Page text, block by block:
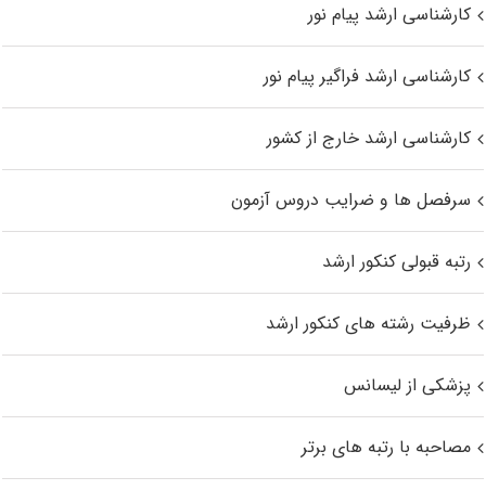
کارشناسی ارشد پیام نور
کارشناسی ارشد فراگیر پیام نور
کارشناسی ارشد خارج از کشور
سرفصل ها و ضرایب دروس آزمون
رتبه قبولی کنکور ارشد
ظرفیت رشته های کنکور ارشد
پزشکی از لیسانس
مصاحبه با رتبه های برتر